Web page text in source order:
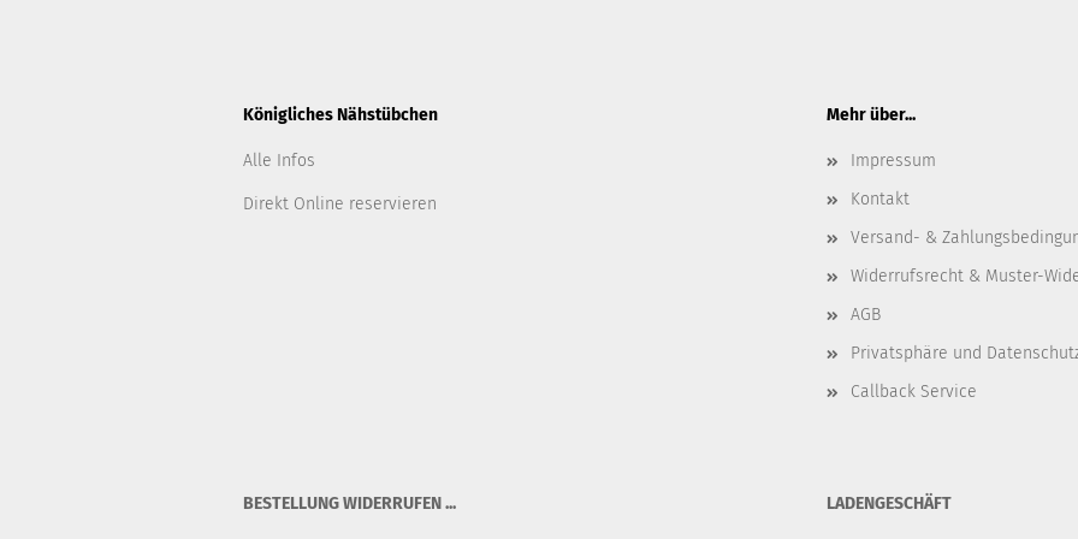
Königliches Nähstübchen
Alle Infos
Direkt Online reservieren
Mehr über...
Impressum
Kontakt
Versand- &
Widerrufsrecht & Muster-
AGB
Privatsphäre und
Callback Service
BESTELLUNG WIDERRUFEN ... LADENGESCHÄFT